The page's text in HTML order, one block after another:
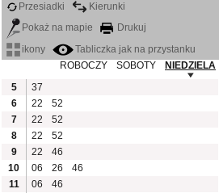
Przesiadki
Kierunki
Pokaż na mapie
Drukuj
ikony
Tabliczka jak na przystanku
ROBOCZY
SOBOTY
NIEDZIELA
5
37
6
22
52
7
22
52
8
22
52
9
22
46
10
06 26
46
11
06
46